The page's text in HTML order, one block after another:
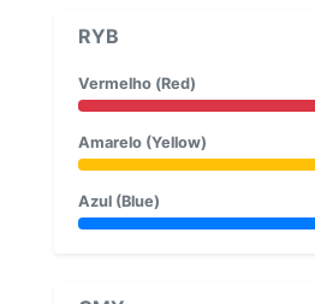
RYB
Vermelho (Red)
Amarelo (Yellow)
Azul (Blue)